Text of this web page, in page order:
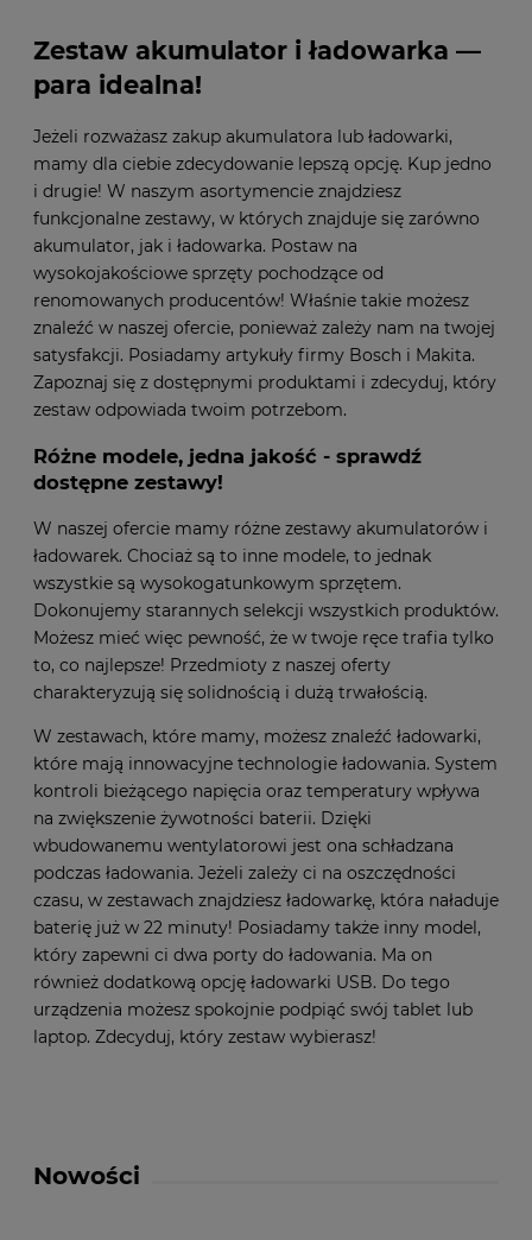
Zestaw akumulator i ładowarka —
para idealna!
Jeżeli rozważasz zakup akumulatora lub ładowarki,
mamy dla ciebie zdecydowanie lepszą opcję. Kup jedno
i drugie! W naszym asortymencie znajdziesz
funkcjonalne zestawy, w których znajduje się zarówno
akumulator, jak i ładowarka. Postaw na
wysokojakościowe sprzęty pochodzące od
renomowanych producentów! Właśnie takie możesz
znaleźć w naszej ofercie, ponieważ zależy nam na twojej
satysfakcji. Posiadamy artykuły firmy Bosch i Makita.
Zapoznaj się z dostępnymi produktami i zdecyduj, który
zestaw odpowiada twoim potrzebom.
Różne modele, jedna jakość - sprawdź
dostępne zestawy!
W naszej ofercie mamy różne zestawy akumulatorów i
ładowarek. Chociaż są to inne modele, to jednak
wszystkie są wysokogatunkowym sprzętem.
Dokonujemy starannych selekcji wszystkich produktów.
Możesz mieć więc pewność, że w twoje ręce trafia tylko
to, co najlepsze! Przedmioty z naszej oferty
charakteryzują się solidnością i dużą trwałością.
W zestawach, które mamy, możesz znaleźć ładowarki,
które mają innowacyjne technologie ładowania. System
kontroli bieżącego napięcia oraz temperatury wpływa
na zwiększenie żywotności baterii. Dzięki
wbudowanemu wentylatorowi jest ona schładzana
podczas ładowania. Jeżeli zależy ci na oszczędności
czasu, w zestawach znajdziesz ładowarkę, która naładuje
baterię już w 22 minuty! Posiadamy także inny model,
który zapewni ci dwa porty do ładowania. Ma on
również dodatkową opcję ładowarki USB. Do tego
urządzenia możesz spokojnie podpiąć swój tablet lub
laptop. Zdecyduj, który zestaw wybierasz!
Nowości